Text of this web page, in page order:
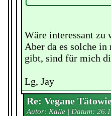
Wäre interessant zu
Aber da es solche
gibt, sind für mich
Lg, Jay
Re: Vegane
Autor: Kalle | Datum: